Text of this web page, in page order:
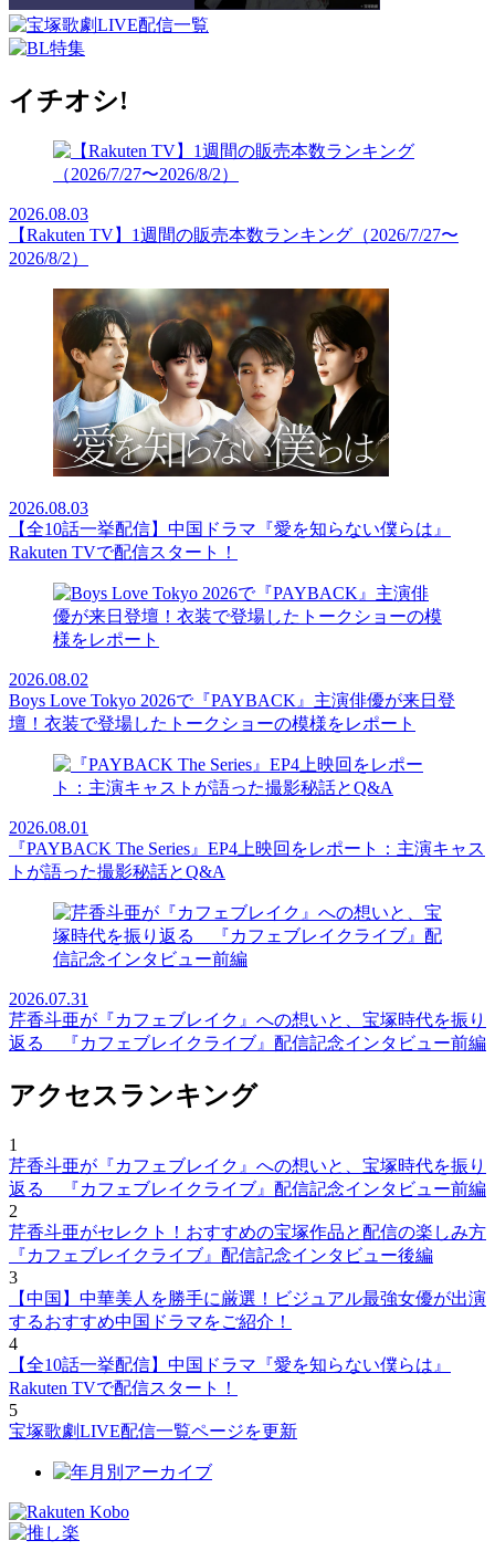
イチオシ!
2026.08.03
【Rakuten TV】1週間の販売本数ランキング（2026/7/27〜
2026/8/2）
2026.08.03
【全10話一挙配信】中国ドラマ『愛を知らない僕らは』
Rakuten TVで配信スタート！
2026.08.02
Boys Love Tokyo 2026で『PAYBACK』主演俳優が来日登
壇！衣装で登場したトークショーの模様をレポート
2026.08.01
『PAYBACK The Series』EP4上映回をレポート：主演キャス
トが語った撮影秘話とQ&A
2026.07.31
芹香斗亜が『カフェブレイク』への想いと、宝塚時代を振り
返る 『カフェブレイクライブ』配信記念インタビュー前編
アクセスランキング
1
芹香斗亜が『カフェブレイク』への想いと、宝塚時代を振り
返る 『カフェブレイクライブ』配信記念インタビュー前編
2
芹香斗亜がセレクト！おすすめの宝塚作品と配信の楽しみ方
『カフェブレイクライブ』配信記念インタビュー後編
3
【中国】中華美人を勝手に厳選！ビジュアル最強女優が出演
するおすすめ中国ドラマをご紹介！
4
【全10話一挙配信】中国ドラマ『愛を知らない僕らは』
Rakuten TVで配信スタート！
5
宝塚歌劇LIVE配信一覧ページを更新